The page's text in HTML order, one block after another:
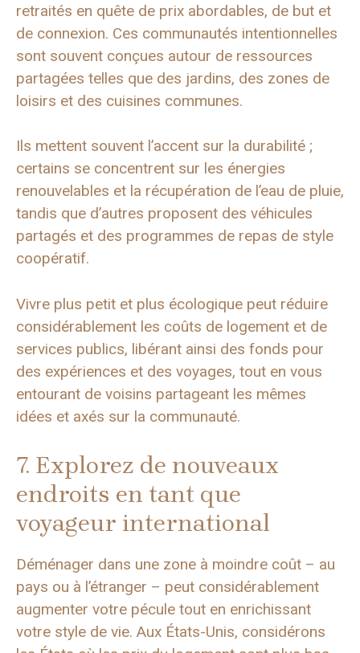
retraités en quête de prix abordables, de but et
de connexion. Ces communautés intentionnelles
sont souvent conçues autour de ressources
partagées telles que des jardins, des zones de
loisirs et des cuisines communes.
Ils mettent souvent l’accent sur la durabilité ;
certains se concentrent sur les énergies
renouvelables et la récupération de l’eau de pluie,
tandis que d’autres proposent des véhicules
partagés et des programmes de repas de style
coopératif.
Vivre plus petit et plus écologique peut réduire
considérablement les coûts de logement et de
services publics, libérant ainsi des fonds pour
des expériences et des voyages, tout en vous
entourant de voisins partageant les mêmes
idées et axés sur la communauté.
7. Explorez de nouveaux
endroits en tant que
voyageur international
Déménager dans une zone à moindre coût – au
pays ou à l’étranger – peut considérablement
augmenter votre pécule tout en enrichissant
votre style de vie. Aux États-Unis, considérons